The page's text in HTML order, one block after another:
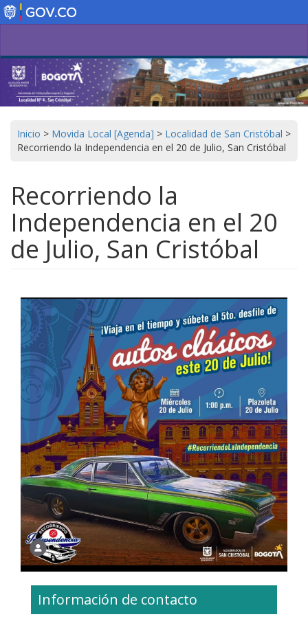
Pasar
al
Inicio > Movida Local [Agenda] > Localidad de San Cristóbal >
Recorriendo la Independencia en el 20 de Julio, San Cristóbal
Recorriendo la
Independencia en el 20
de Julio, San Cristóbal
Información de contacto